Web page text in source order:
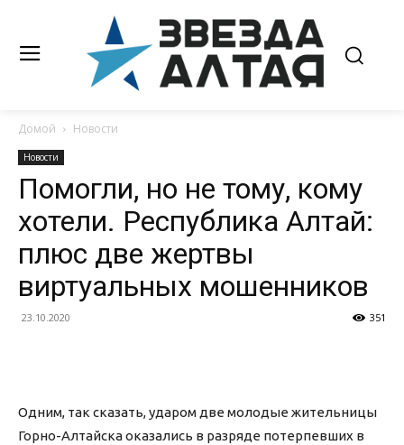
Домой Новости
Новости
Помогли, но не тому, кому
хотели. Республика Алтай:
плюс две жертвы
виртуальных мошенников
23.10.2020 351
Одним, так сказать, ударом две молодые жительницы
Горно-Алтайска оказались в разряде потерпевших в